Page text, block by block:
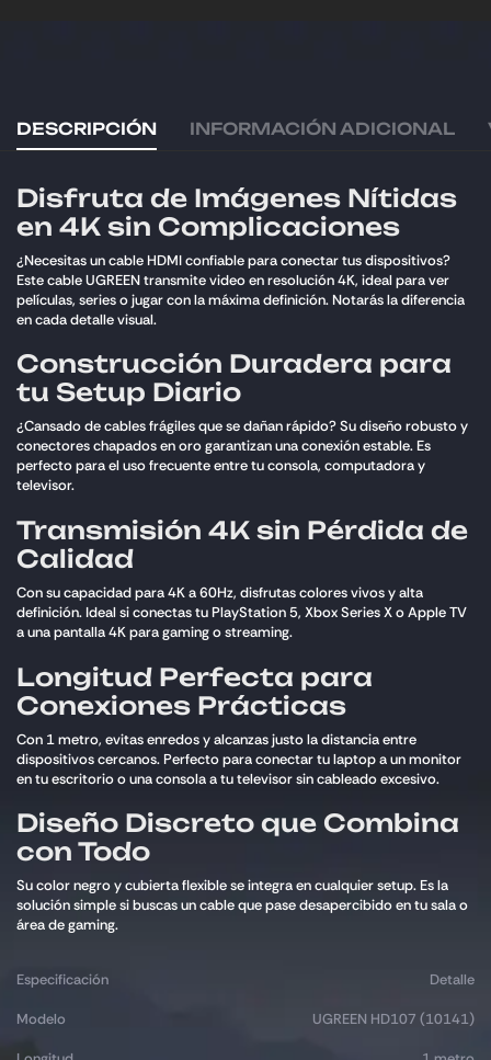
DESCRIPCIÓN INFORMACIÓN ADICIONAL
Disfruta de Imágenes Nítidas
en 4K sin Complicaciones
¿Necesitas un cable HDMI confiable para conectar tus dispositivos?
Este cable UGREEN transmite video en resolución 4K, ideal para ver
películas, series o jugar con la máxima definición. Notarás la diferencia
en cada detalle visual.
Construcción Duradera para
tu Setup Diario
¿Cansado de cables frágiles que se dañan rápido? Su diseño robusto y
conectores chapados en oro garantizan una conexión estable. Es
perfecto para el uso frecuente entre tu consola, computadora y
televisor.
Transmisión 4K sin Pérdida de
Calidad
Con su capacidad para 4K a 60Hz, disfrutas colores vivos y alta
definición. Ideal si conectas tu PlayStation 5, Xbox Series X o Apple TV
a una pantalla 4K para gaming o streaming.
Longitud Perfecta para
Conexiones Prácticas
Con 1 metro, evitas enredos y alcanzas justo la distancia entre
dispositivos cercanos. Perfecto para conectar tu laptop a un monitor
en tu escritorio o una consola a tu televisor sin cableado excesivo.
Diseño Discreto que Combina
con Todo
Su color negro y cubierta flexible se integra en cualquier setup. Es la
solución simple si buscas un cable que pase desapercibido en tu sala o
área de gaming.
Especificación Detalle
Modelo UGREEN HD107 (10141)